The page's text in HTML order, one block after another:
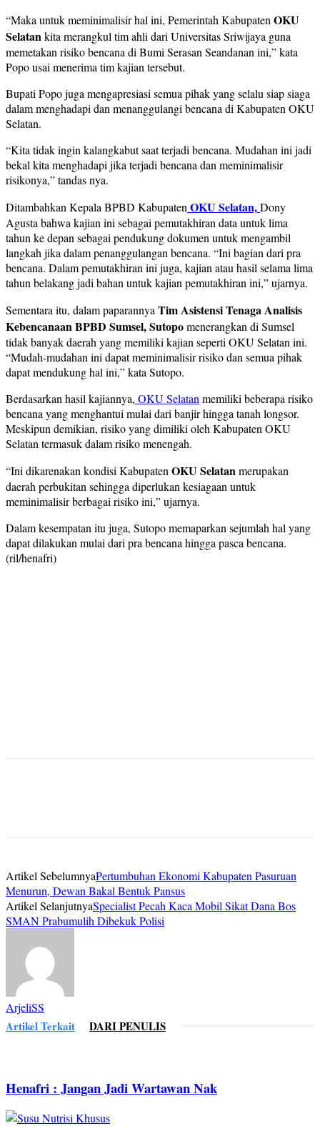
“Maka untuk meminimalisir hal ini, Pemerintah Kabupaten OKU
Selatankita merangkul tim ahli dari Universitas Sriwijaya guna
memetakan risiko bencana di Bumi Serasan Seandanan ini,” kata
Popo usai menerima tim kajian tersebut.
Bupati Popo juga mengapresiasi semua pihak yang selalu siap siaga
dalam menghadapi dan menanggulangi bencana di Kabupaten OKU
Selatan.
“Kita tidak ingin kalangkabut saat terjadi bencana. Mudahan ini jadi
bekal kita menghadapi jika terjadi bencana dan meminimalisir
risikonya,” tandas nya.
Ditambahkan Kepala BPBD Kabupaten OKU Selatan,Dony
Agusta bahwa kajian ini sebagai pemutakhiran data untuk lima
tahun ke depan sebagai pendukung dokumen untuk mengambil
langkah jika dalam penanggulangan bencana. “Ini bagian dari pra
bencana. Dalam pemutakhiran ini juga, kajian atau hasil selama lima
tahun belakang jadi bahan untuk kajian pemutakhiran ini,” ujarnya.
Sementara itu, dalam paparannya Tim Asistensi Tenaga Analisis
Kebencanaan BPBD Sumsel, Sutopomenerangkan di Sumsel
tidak banyak daerah yang memiliki kajian seperti OKU Selatan ini.
“Mudah-mudahan ini dapat meminimalisir risiko dan semua pihak
dapat mendukung hal ini,” kata Sutopo.
Berdasarkan hasil kajiannya, OKU Selatan memiliki beberapa risiko
bencana yang menghantui mulai dari banjir hingga tanah longsor.
Meskipun demikian, risiko yang dimiliki oleh Kabupaten OKU
Selatan termasuk dalam risiko menengah.
“Ini dikarenakan kondisi Kabupaten OKU Selatanmerupakan
daerah perbukitan sehingga diperlukan kesiagaan untuk
meminimalisir berbagai risiko ini,” ujarnya.
Dalam kesempatan itu juga, Sutopo memaparkan sejumlah hal yang
dapat dilakukan mulai dari pra bencana hingga pasca bencana.
(ril/henafri)
Artikel SebelumnyaPertumbuhan Ekonomi Kabupaten Pasuruan
Menurun, Dewan Bakal Bentuk Pansus
Artikel SelanjutnyaSpecialist Pecah Kaca Mobil Sikat Dana Bos
SMAN Prabumulih Dibekuk Polisi
ArjeliSS
Artikel Terkait DARI PENULIS
Henafri : Jangan Jadi Wartawan Nak